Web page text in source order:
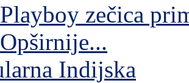
Playboy zečica
Opširnije...